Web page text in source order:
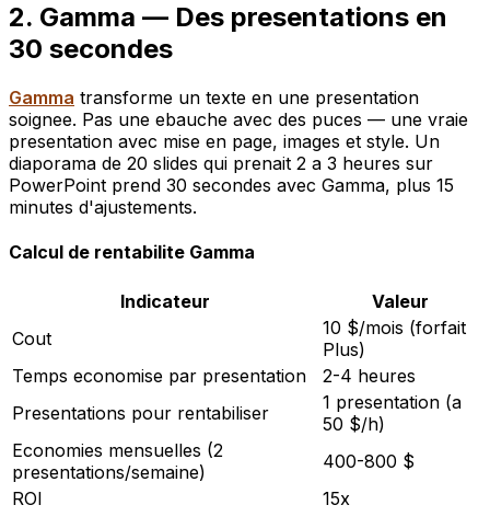
2. Gamma — Des presentations en
30 secondes
Gamma transforme un texte en une presentation
soignee. Pas une ebauche avec des puces — une vraie
presentation avec mise en page, images et style. Un
diaporama de 20 slides qui prenait 2 a 3 heures sur
PowerPoint prend 30 secondes avec Gamma, plus 15
minutes d'ajustements.
Calcul de rentabilite Gamma
Indicateur
Valeur
Cout
10 $/mois (forfait
Plus)
Temps economise par presentation
2-4 heures
Presentations pour rentabiliser
1 presentation (a
50 $/h)
Economies mensuelles (2
presentations/semaine)
400-800 $
ROI
15x